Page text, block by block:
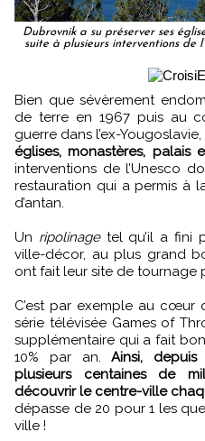
Dubrovnik a su préserver ses
suite à plusieurs interventions de
Bien que sévèrement endommagée par un tremblement
de terre en 1967 puis au
guerre dans l’ex-Yougoslavie,
églises, monastères, palais
interventions de l’Unesco
restauration qui a permis à
d’antan.
Un ripolinagetel qu’il a fini
ville-décor, au plus grand
ont fait leur site de tournage
C’est par exemple au cœur
série télévisée Games of
supplémentaire qui a fait
10% par an.Ainsi,
plusieurs centaines de
découvrir le centre-ville
dépasse de 20 pour 1 les
ville !